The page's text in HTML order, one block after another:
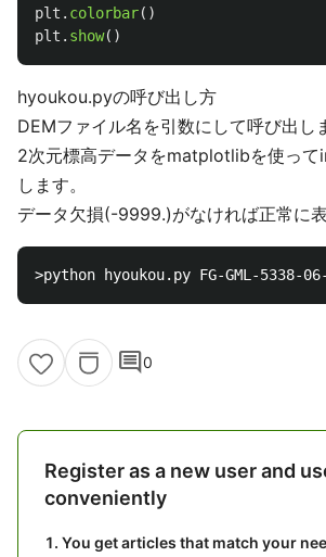
plt . colorbar()
plt . show()
hyoukou.pyの呼び出し方
DEMファイル名を引数にして呼び出し
2次元標高データをmatplotlibを使って
します。
データ欠損(-9999.)がなければ正常に表
comment0
Register as a new user and
conveniently
You get articles that match your